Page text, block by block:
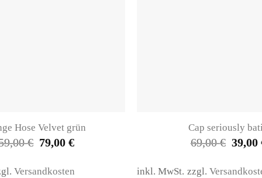
Hose Velvet grün
€ Ursprünglicher
Preis
159,00 €
79,00€Aktueller
79,00 €.
Versandkosten
Cap seriously
69,00€
Preis
69,00 €
39,00
inkl. MwSt. zzgl.